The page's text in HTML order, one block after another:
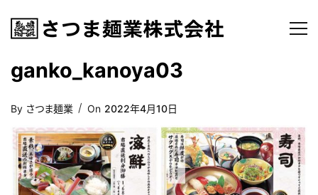
ganko_kanoya03
By さつま麺業
Posted
On 2022年4月10日